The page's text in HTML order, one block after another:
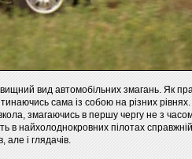
вид автомобільних змагань. Як
сама із собою на різних
змагаючись в першу чергу не з
в найхолоднокровних пілотах
і глядачів.